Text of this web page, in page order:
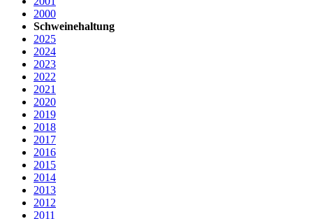
2000
Schweinehaltung
2025
2024
2023
2022
2021
2020
2019
2018
2017
2016
2015
2014
2013
2012
2011